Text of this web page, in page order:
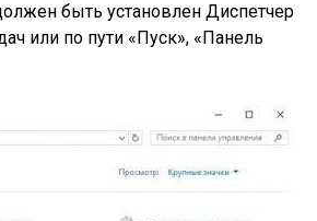
быть установлен Диспетчер
или по пути «Пуск», «Панель